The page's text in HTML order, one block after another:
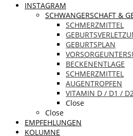
INSTAGRAM
SCHWANGERSCHAFT &
SCHMERZMITTEL
GEBURTSPLAN
BECKENENTLAGE
SCHMERZMITTEL
AUGENTROPFEN
VITAMIN D / D1 /
Close
Close
EMPFEHLUNGEN
KOLUMNE